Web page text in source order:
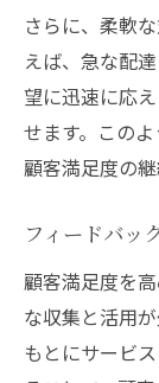
さらに、柔軟
えば、急な配
望に迅速に応
せます。この
顧客満足度の
フィードバッ
顧客満足度を
な収集と活用
もとにサービ